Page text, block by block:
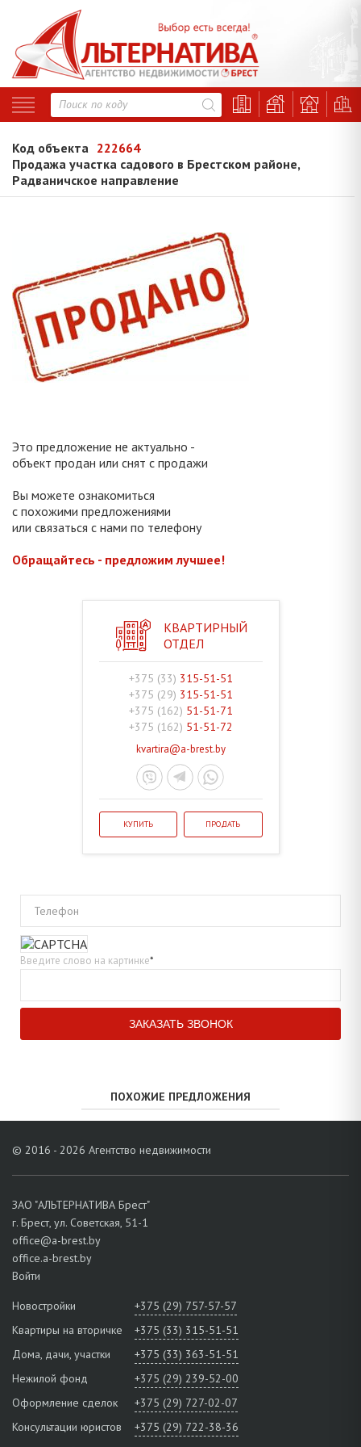
Код объекта 222664
Продажа участка садового в Брестском районе,
Радваничское направление
Это предложение не актуально -
объект продан или снят с продажи
Вы можете ознакомиться
с похожими предложениями
или связаться с нами по телефону
Обращайтесь - предложим лучшее!
КВАРТИРНЫЙ
ОТДЕЛ
+375 (33) 315-51-51
+375 (29) 315-51-51
+375 (162) 51-51-71
+375 (162) 51-51-72
kvartira@a-brest.by
КУПИТЬ ПРОДАТЬ
Телефон
Введите слово на картинке*
ПОХОЖИЕ ПРЕДЛОЖЕНИЯ
© 2016 - 2026 Агентство недвижимости
ЗАО "АЛЬТЕРНАТИВА Брест"
г. Брест, ул. Советская, 51-1
office@a-brest.by
office.a-brest.by
Войти
Новостройки
+375 (29) 757-57-57
Квартиры на вторичке
+375 (33) 315-51-51
Дома, дачи, участки
+375 (33) 363-51-51
Нежилой фонд
+375 (29) 239-52-00
Оформление сделок
+375 (29) 727-02-07
Консультации юристов
+375 (29) 722-38-36